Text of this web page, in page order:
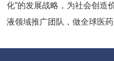
化”的发展战略，为社会创造
液领域推广团队，做全球医药